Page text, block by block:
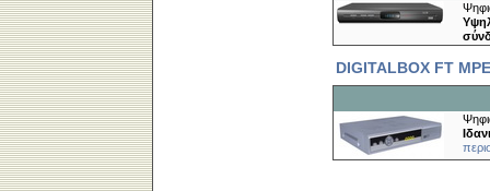
DIGITALBOX FT